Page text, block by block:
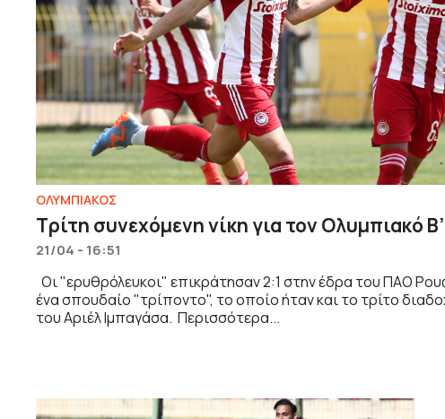
ΟΛΥΜΠΙΑΚΟΣ
Τρίτη συνεχόμενη νίκη για τον Ολυμπιακό
21/04 - 16:51
Οι "ερυθρόλευκοι" επικράτησαν 2:1 στην έδρα του ΠΑΟ
ένα σπουδαίο "τρίποντο", το οποίο ήταν και το τρίτο
του Αριέλ Ιμπαγάσα. Περισσότερα...